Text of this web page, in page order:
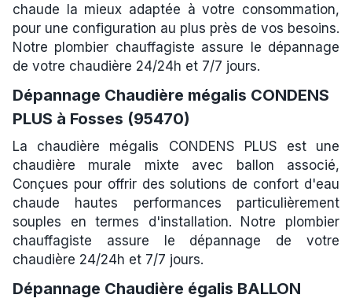
chaude la mieux adaptée à votre consommation,
pour une configuration au plus près de vos besoins.
Notre plombier chauffagiste assure le dépannage
de votre chaudière 24/24h et 7/7 jours.
Dépannage Chaudière mégalis CONDENS
PLUS à Fosses (95470)
La chaudière mégalis CONDENS PLUS est une
chaudière murale mixte avec ballon associé,
Conçues pour offrir des solutions de confort d'eau
chaude hautes performances particulièrement
souples en termes d'installation. Notre plombier
chauffagiste assure le dépannage de votre
chaudière 24/24h et 7/7 jours.
Dépannage Chaudière égalis BALLON